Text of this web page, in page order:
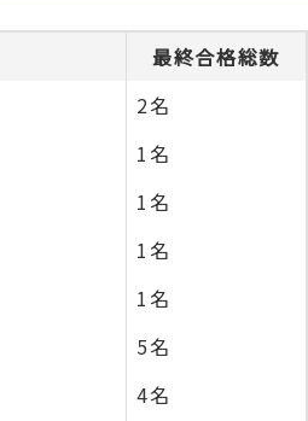
最終合格総数
2名
1名
1名
1名
1名
5名
4名